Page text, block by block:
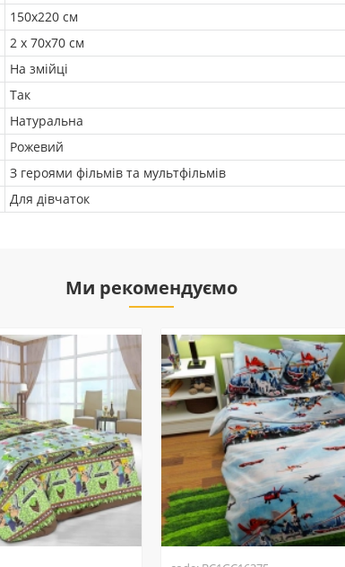
150х220 см
2 х 70х70 см
На змійці
Так
Натуральна
Рожевий
З героями фільмів та мультфільмів
Для дівчаток
Ми рекомендуємо